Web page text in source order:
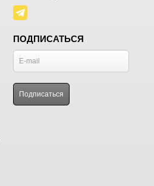
ПОДПИСАТЬСЯ